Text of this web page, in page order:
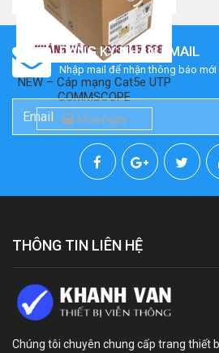
NEW – Cáp mạng Cat5e UTP
COMMSCOPE
Mua ngay
ĐĂNG KÝ NHẬN EMAIL
Nhập mail để nhận thông báo
THÔNG TIN LIÊN HỆ
Chúng tôi chuyên chung cấp trang thiết